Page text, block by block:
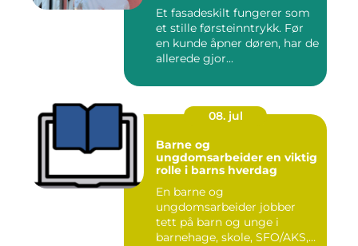
Et fasadeskilt fungerer som
et stille førsteinntrykk. Før
en kunde åpner døren, har de
allerede gjor...
08. jul
Barne og
ungdomsarbeider en viktig
rolle i barns hverdag
En barne og
ungdomsarbeider jobber
tett på barn og unge i
barnehage, skole, SFO/AKS,